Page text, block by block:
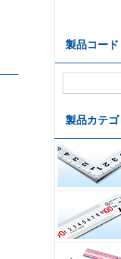
巻尺
温度計
環境
製品コー
製品カテ